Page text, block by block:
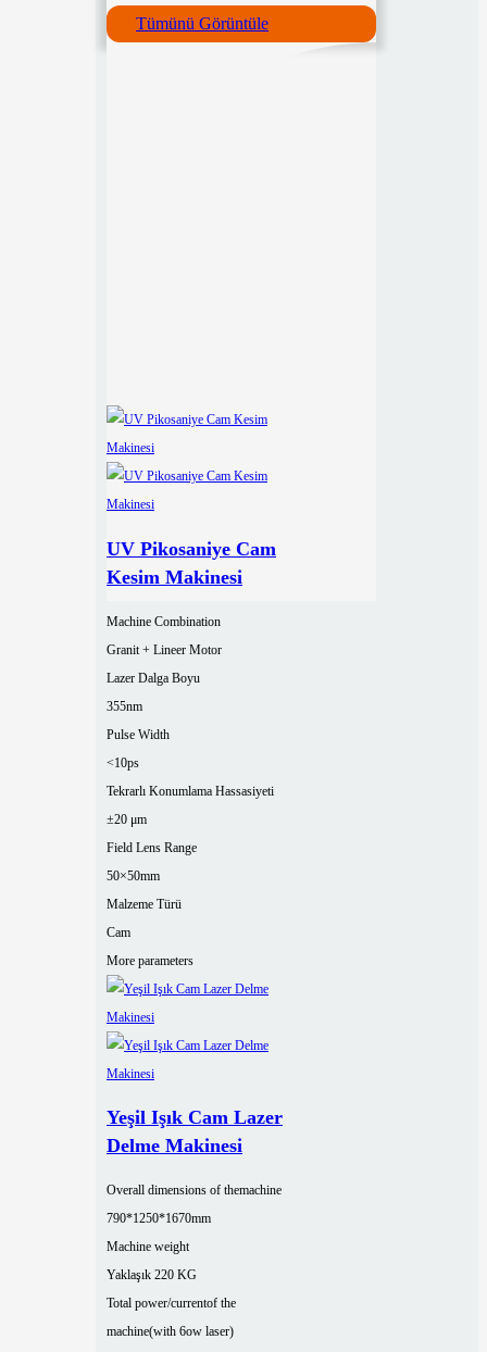
Tümünü Görüntüle
UV Pikosaniye Cam
Kesim Makinesi
Machine Combination
Granit + Lineer Motor
Lazer Dalga Boyu
355nm
Pulse Width
<10ps
Tekrarlı Konumlama Hassasiyeti
±20 μm
Field Lens Range
50×50mm
Malzeme Türü
Cam
More parameters
Yeşil Işık Cam Lazer
Delme Makinesi
Overall dimensions of themachine
790*1250*1670mm
Machine weight
Yaklaşık 220 KG
Total power/currentof the
machine(with 6ow laser)